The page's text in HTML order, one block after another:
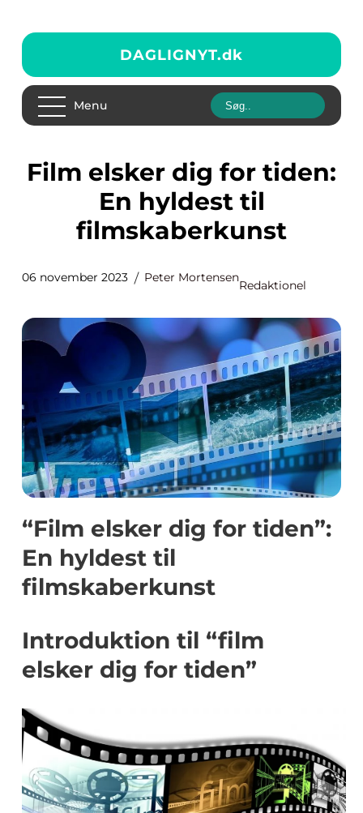
DAGLIGNYT.dk
Menu
Film elsker dig for tiden:
En hyldest til
filmskaberkunst
06 november 2023 Peter Mortensen
Redaktionel
“Film elsker dig for tiden”:
En hyldest til
filmskaberkunst
Introduktion til “film
elsker dig for tiden”